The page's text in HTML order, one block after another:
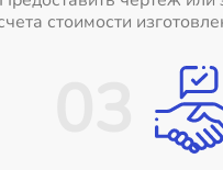
стоимости